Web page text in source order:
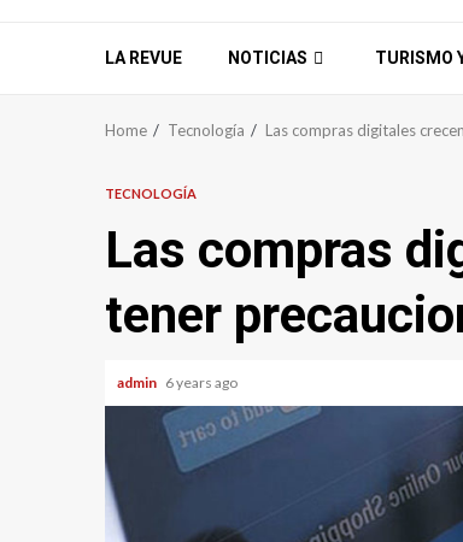
LA REVUE NOTICIAS TURISMO
Home Tecnología Las compras digitales
TECNOLOGÍA
Las compras
tener
admin 6 years ago